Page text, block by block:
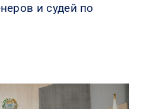
и судей по